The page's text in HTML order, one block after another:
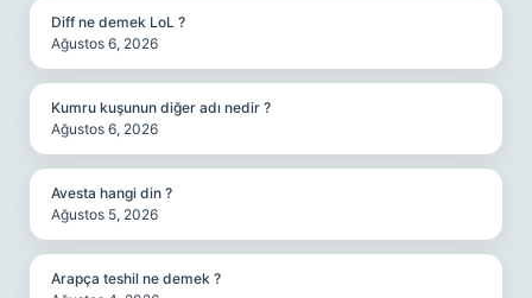
Diff ne demek LoL ?
Ağustos 6, 2026
Kumru kuşunun diğer adı nedir ?
Ağustos 6, 2026
Avesta hangi din ?
Ağustos 5, 2026
Arapça teshil ne demek ?